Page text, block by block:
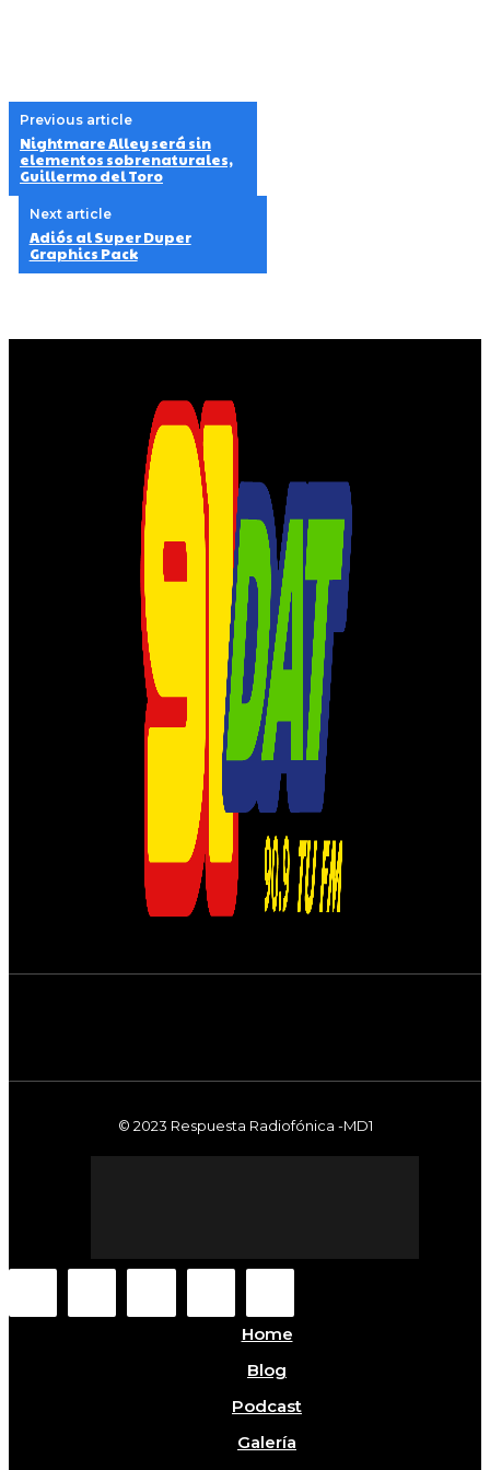
Previous article
Nightmare Alley será sin
elementos sobrenaturales,
Guillermo del Toro
Next article
Adiós al Super Duper
Graphics Pack
© 2023 Respuesta Radiofónica -MD1
Home
Blog
Podcast
Galería